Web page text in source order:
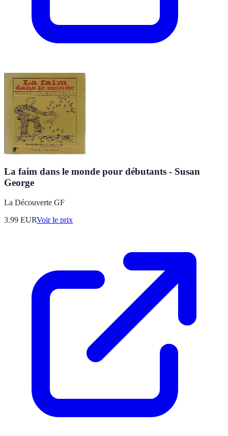
La faim dans le monde pour débutants - Susan
George
La Découverte GF
3.99 EURVoir le prix